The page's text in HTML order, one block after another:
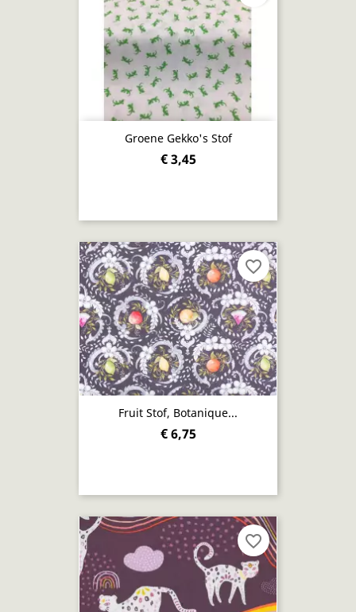
Groene Gekko's Stof
€ 3,45
Fruit Stof, Botanique...
€ 6,75
favorite_border
favorite_border